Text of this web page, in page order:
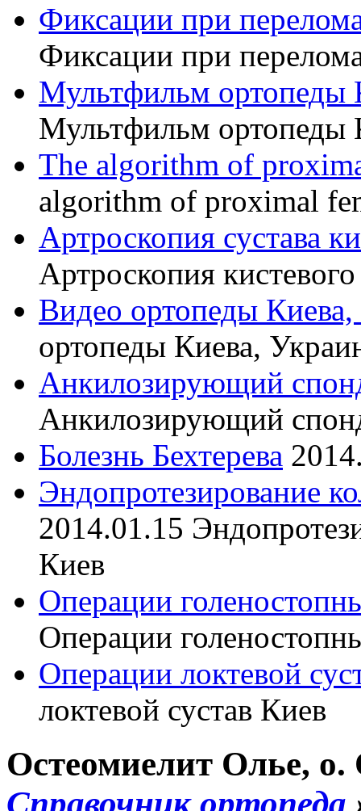
Фиксации при
Фиксации при
Мультфильм ортопеды
Мультфильм ортопеды
The algorithm of
algorithm of proximal
Артроскопия сустава
Артроскопия
Видео ортопеды
ортопеды Киева,
Анкилозирующий
Анкилозирующий
Болезнь Бехтерева
Эндопротезирование
2014.01.15
Киев
Операции
Операции
Операции локтевой
локтевой сустав Киев
Остеомиелит Олье, о.
Справочник ортопеда